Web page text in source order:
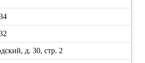
д. 30, стр. 2